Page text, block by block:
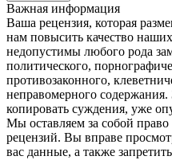
Важная информация
Ваша рецензия, которая
нам повысить качество
недопустимы любого рода
политического,
противозаконного,
неправомерного содержания.
копировать суждения, уже
Мы оставляем за собой право
рецензий. Вы вправе
вас данные, а также